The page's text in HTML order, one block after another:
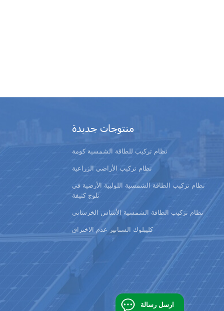
منتوجات جديدة
نظام تركيب للطاقة الشمسية كومة
نظام تركيب الأراضي الزراعية
نظام تركيب الطاقة الشمسية اللولبية الأرضية في
ثلوج كثيفة
نظام تركيب الطاقة الشمسية الأساس الخرساني
كليبلوك السنانير عدم الاختراق
ارسل رسالة